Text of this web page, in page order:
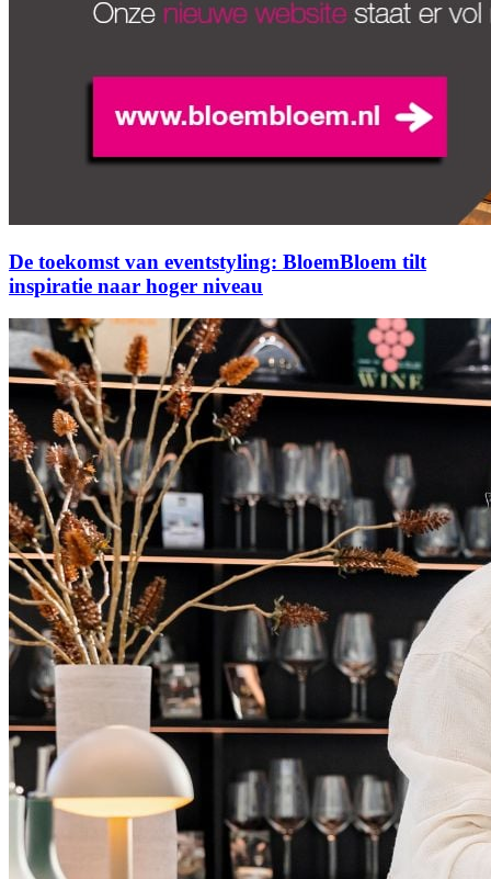
De toekomst van eventstyling: BloemBloem tilt
inspiratie naar hoger niveau